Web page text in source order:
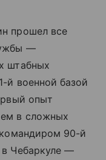
прошел все
—
штабных
й военной базой
опыт
в сложных
90-й
в Чебаркуле —